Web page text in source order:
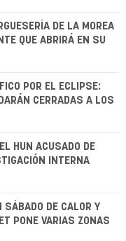
DE LA MOREA
QUE ABRIRÁ EN SU
POR EL ECLIPSE:
CERRADAS A LOS
HUN ACUSADO DE
INTERNA
SÁBADO DE CALOR Y
PONE VARIAS ZONAS